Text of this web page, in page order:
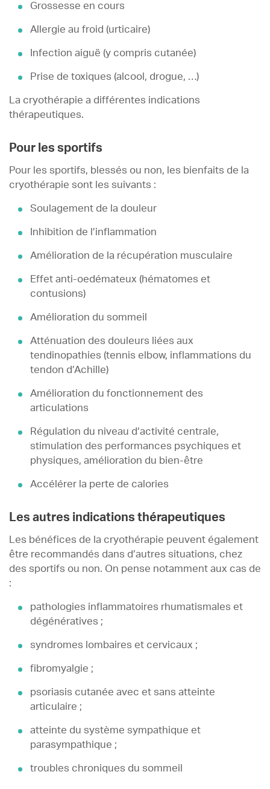
Grossesse en cours
Allergie au froid (urticaire)
Infection aiguë (y compris cutanée)
Prise de toxiques (alcool, drogue, …)
La cryothérapie a différentes indications
thérapeutiques.
Pour les sportifs
Pour les sportifs, blessés ou non, les bienfaits de la
cryothérapie sont les suivants :
Soulagement de la douleur
Inhibition de l’inflammation
Amélioration de la récupération musculaire
Effet anti-oedémateux (hématomes et
contusions)
Amélioration du sommeil
Atténuation des douleurs liées aux
tendinopathies (tennis elbow, inflammations du
tendon d’Achille)
Amélioration du fonctionnement des
articulations
Régulation du niveau d’activité centrale,
stimulation des performances psychiques et
physiques, amélioration du bien-être
Accélérer la perte de calories
Les autres indications thérapeutiques
Les bénéfices de la cryothérapie peuvent également
être recommandés dans d’autres situations, chez
des sportifs ou non. On pense notamment aux cas de
:
pathologies inflammatoires rhumatismales et
dégénératives ;
syndromes lombaires et cervicaux ;
fibromyalgie ;
psoriasis cutanée avec et sans atteinte
articulaire ;
atteinte du système sympathique et
parasympathique ;
troubles chroniques du sommeil